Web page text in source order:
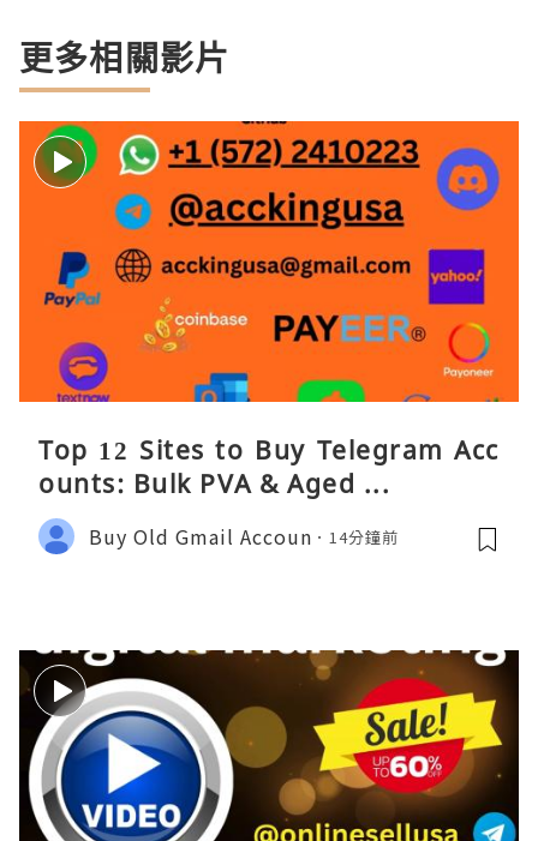
更多相關影片
Top 12 Sites to Buy Telegram Acc
ounts: Bulk PVA & Aged ...
Buy Old Gmail Accoun 14分鐘前